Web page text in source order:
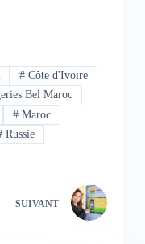
# Côte d'Ivoire
Bel Maroc
# Maroc
Russie
SUIVANT